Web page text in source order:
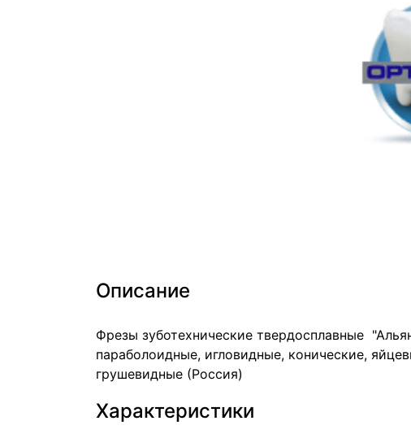
Описание
Фрезы зуботехнические твердосплавные
параболоидные, игловидные, конические,
грушевидные (Россия)
Характеристики